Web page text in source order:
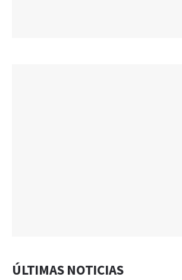
ÚLTIMAS NOTICIAS